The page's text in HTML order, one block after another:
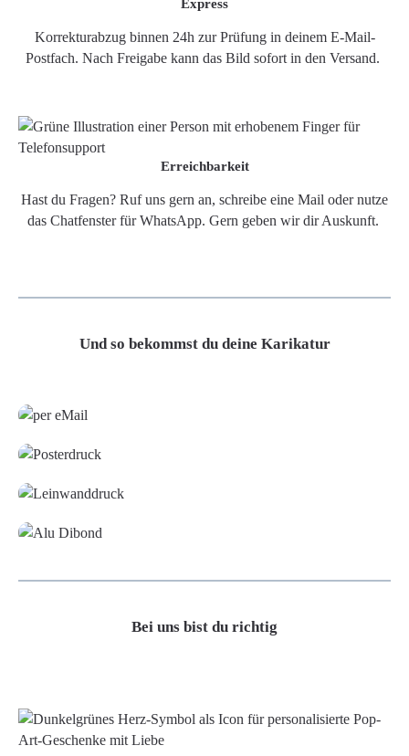
Express
Korrekturabzug binnen 24h zur Prüfung in deinem E-Mail-
Postfach. Nach Freigabe kann das Bild sofort in den Versand.
Erreichbarkeit
Hast du Fragen? Ruf uns gern an, schreibe eine Mail oder nutze
das Chatfenster für WhatsApp. Gern geben wir dir Auskunft.
Und so bekommst du deine Karikatur
Bei uns bist du richtig